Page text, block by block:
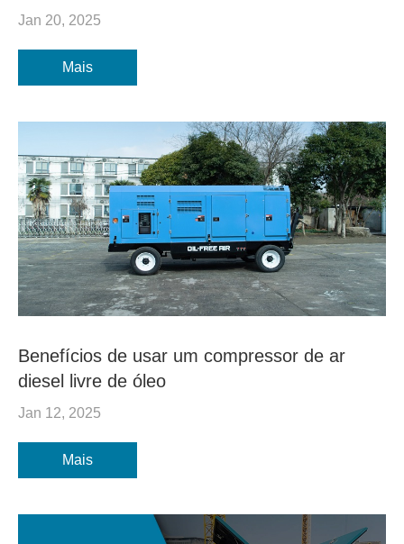
Jan 20, 2025
Mais
Benefícios de usar um compressor de ar
diesel livre de óleo
Jan 12, 2025
Mais